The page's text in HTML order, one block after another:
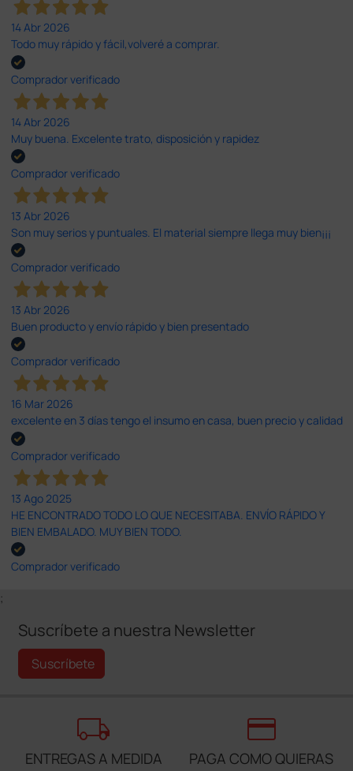
14 Abr 2026
Todo muy rápido y fácil,volveré a comprar.
Comprador verificado
14 Abr 2026
Muy buena. Excelente trato, disposición y rapidez
Comprador verificado
13 Abr 2026
Son muy serios y puntuales. El material siempre llega muy bien¡¡¡
Comprador verificado
13 Abr 2026
Buen producto y envío rápido y bien presentado
Comprador verificado
16 Mar 2026
excelente en 3 días tengo el insumo en casa, buen precio y calidad
Comprador verificado
13 Ago 2025
HE ENCONTRADO TODO LO QUE NECESITABA. ENVÍO RÁPIDO Y
BIEN EMBALADO. MUY BIEN TODO.
Comprador verificado
;
Suscríbete a nuestra Newsletter
Suscríbete
local_shipping
ENTREGAS A MEDIDA
credit_card
PAGA COMO QUIERAS